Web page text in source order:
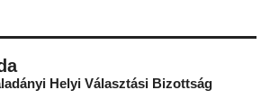
Helyi Választási Bizottság